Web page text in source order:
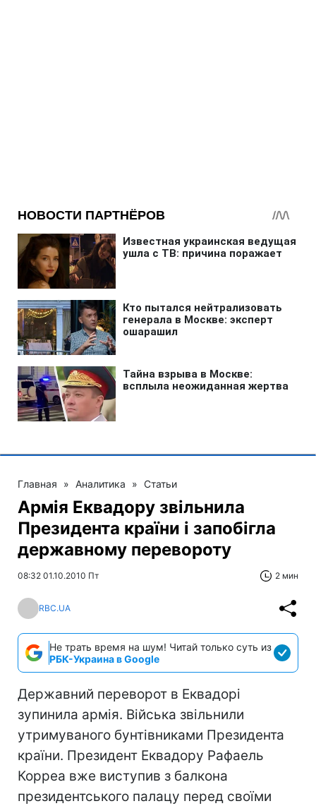
Главная » Аналитика » Статьи
Армія Еквадору звільнила
Президента країни і запобігла
державному перевороту
08:32 01.10.2010 Пт 2 мин
RBC.UA
Не трать время на шум! Читай только суть из
РБК-Украина в Google
Державний переворот в Еквадорі
зупинила армія. Війська звільнили
утримуваного бунтівниками Президента
країни. Президент Еквадору Рафаель
Корреа вже виступив з балкона
президентського палацу перед своїми